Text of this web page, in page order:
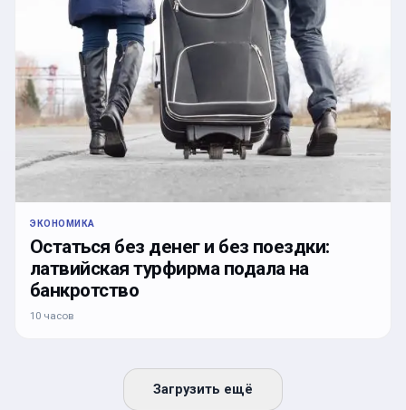
ЭКОНОМИКА
Остаться без денег и без поездки:
латвийская турфирма подала на
банкротство
10 часов
Загрузить ещё